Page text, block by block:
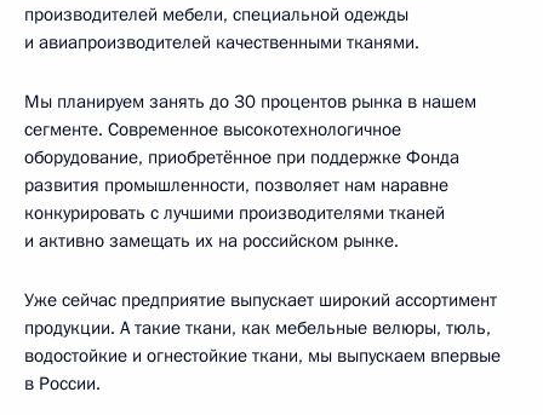
производителей мебели, специальной одежды
и авиапроизводителей качественными тканями.
Мы планируем занять до 30 процентов рынка в нашем
сегменте. Современное высокотехнологичное
оборудование, приобретённое при поддержке Фонда
развития промышленности, позволяет нам наравне
конкурировать с лучшими производителями тканей
и активно замещать их на российском рынке.
Уже сейчас предприятие выпускает широкий ассортимент
продукции. А такие ткани, как мебельные велюры, тюль,
водостойкие и огнестойкие ткани, мы выпускаем впервые
в России.